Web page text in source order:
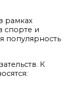
рамках
спорте и
популярность
К